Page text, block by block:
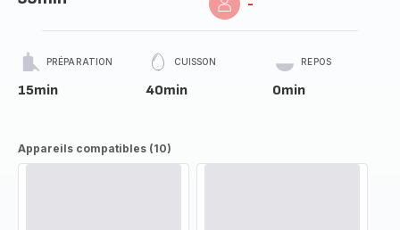
-
PRÉPARATION
15min
CUISSON
40min
REPOS
0min
Appareils compatibles (10)